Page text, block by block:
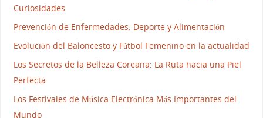
Curiosidades
Prevención de Enfermedades: Deporte y Alimentación
Evolución del Baloncesto y Fútbol Femenino en la actualidad
Los Secretos de la Belleza Coreana: La Ruta hacia una Piel
Perfecta
Los Festivales de Música Electrónica Más Importantes del
Mundo